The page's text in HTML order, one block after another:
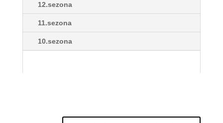
12.sezona
11.sezona
10.sezona